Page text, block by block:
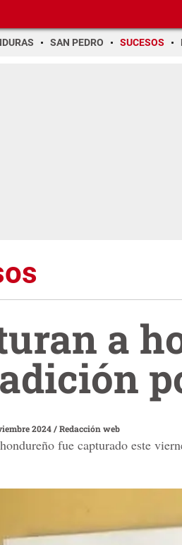
SAN PEDRO SUCESOS
a
2024/Redacción web
fue capturado este